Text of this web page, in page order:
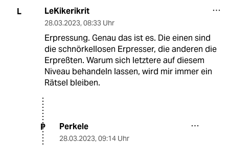
L LeKikerikrit
28.03.2023, 08:33 Uhr
Erpressung. Genau das ist es. Die einen sind
die schnörkellosen Erpresser, die anderen die
Erpreßten. Warum sich letztere auf diesem
Niveau behandeln lassen, wird mir immer ein
Rätsel bleiben.
P Perkele
28.03.2023, 09:14 Uhr